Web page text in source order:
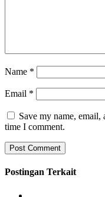
Name *
Email *
Save my name,
time I comment.
Postingan Terkait